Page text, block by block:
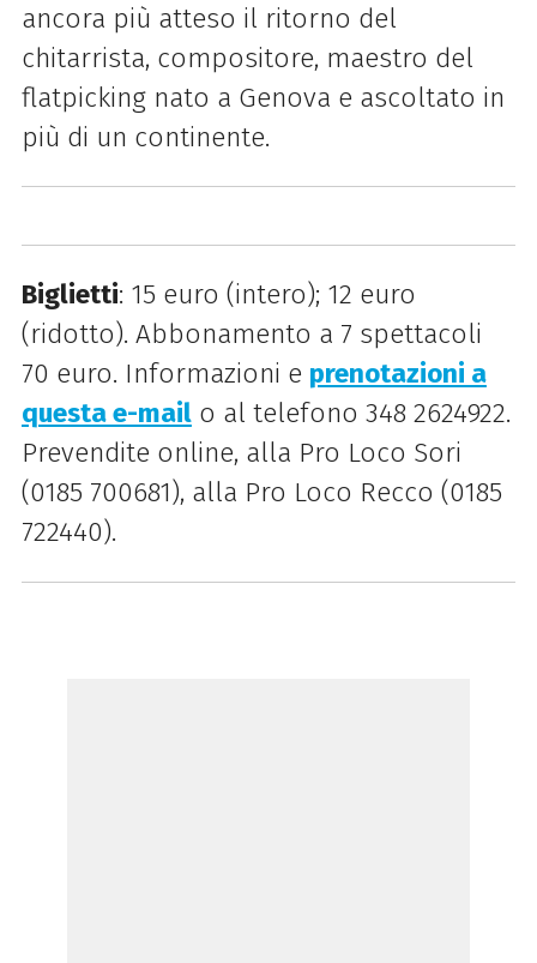
ancora più atteso il ritorno del
chitarrista, compositore, maestro del
flatpicking nato a Genova e ascoltato in
più di un continente.
Biglietti: 15 euro (intero); 12 euro
(ridotto). Abbonamento a 7 spettacoli
70 euro. Informazioni e prenotazioni a
questa e-mailo al telefono 348 2624922.
Prevendite online, alla Pro Loco Sori
(0185 700681), alla Pro Loco Recco (0185
722440).